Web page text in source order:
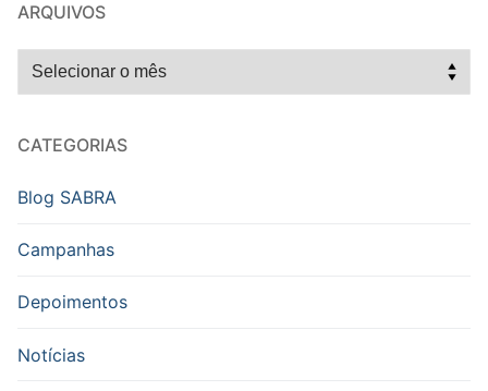
ARQUIVOS
Arquivos
CATEGORIAS
Blog SABRA
Campanhas
Depoimentos
Notícias